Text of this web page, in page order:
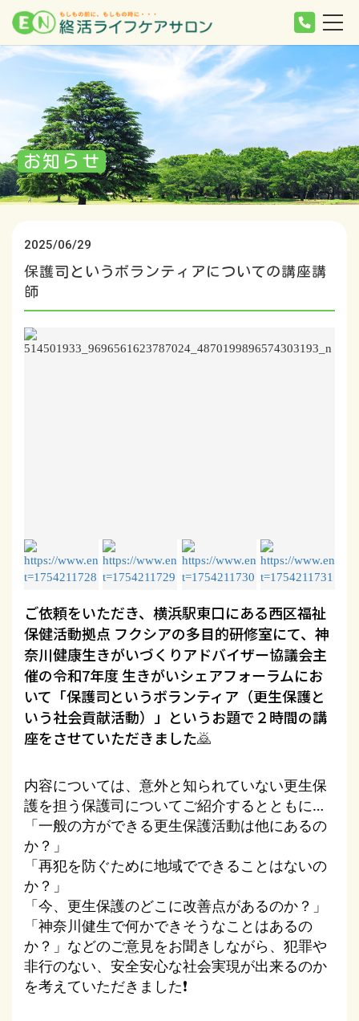
お知らせ
2025/06/29
保護司というボランティアについての講座講
師
ご依頼をいただき、横浜駅東口にある西区福祉
保健活動拠点 フクシアの多目的研修室にて、神
奈川健康生きがいづくりアドバイザー協議会主
催の令和7年度 生きがいシェアフォーラムにお
いて「保護司というボランティア（更生保護と
いう社会貢献活動）」というお題で２時間の講
座をさせていただきました🙇
内容については、意外と知られていない更生保
護を担う保護司についてご紹介するとともに…
「一般の方ができる更生保護活動は他にあるの
か？」
「再犯を防ぐために地域でできることはないの
か？」
「今、更生保護のどこに改善点があるのか？」
「神奈川健生で何かできそうなことはあるの
か？」などのご意見をお聞きしながら、犯罪や
非行のない、安全安心な社会実現が出来るのか
を考えていただきま した❗️